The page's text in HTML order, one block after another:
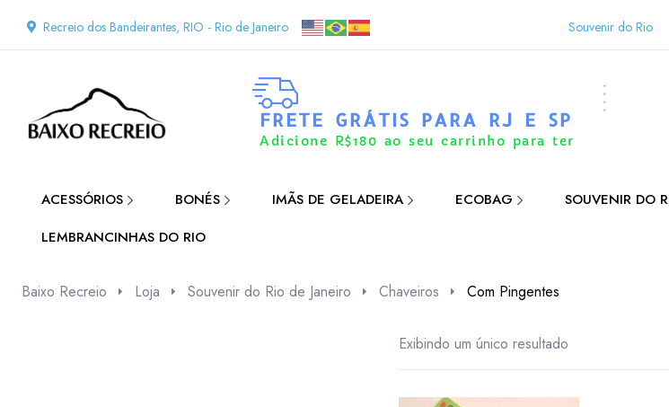
Recreio dos Bandeirantes, RIO - Rio de Janeiro Souvenir do Rio
FRETE GRÁTIS PARA RJ E SP
Adicione R$180 ao seu carrinho para ter
ACESSÓRIOS BONÉS IMÃS DE GELADEIRA ECOBAG
SOUVENIR DO
LEMBRANCINHAS DO RIO
Baixo Recreio Loja Souvenir do Rio de Janeiro Chaveiros Com Pingentes
Exibindo um único resultado